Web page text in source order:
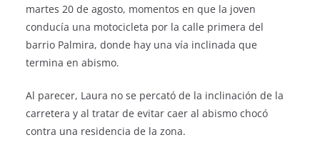
martes 20 de agosto, momentos en que la joven
conducía una motocicleta por la calle primera del
barrio Palmira, donde hay una vía inclinada que
termina en abismo.
Al parecer, Laura no se percató de la inclinación de la
carretera y al tratar de evitar caer al abismo chocó
contra una residencia de la zona.